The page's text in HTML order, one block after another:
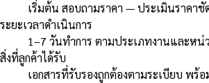
เริ่มต้น สอบถามราคา — ประเมินราคาชั
ระยะเวลาดำเนินการ
1–7 วันทำการ ตามประเภทงานและหน่
สิ่งที่ลูกค้าได้รับ
เอกสารที่รับรองถูกต้องตามระเบียบ พ